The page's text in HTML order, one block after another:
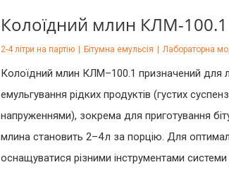
Колоїдний млин КЛМ-100.1
2-4 літри на партію Бітумна емульсія Лабораторна
Колоїдний млин КЛМ–100.1 призначений для
емульгування рідких продуктів (густих
напруженнями), зокрема для приготування
млина становить 2–4 л за порцію. Для
оснащуватися різними інструментами